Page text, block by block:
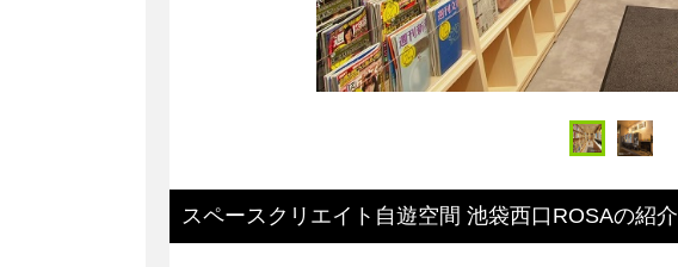
スペースクリエイト自遊空間 池袋西口ROSAの紹介